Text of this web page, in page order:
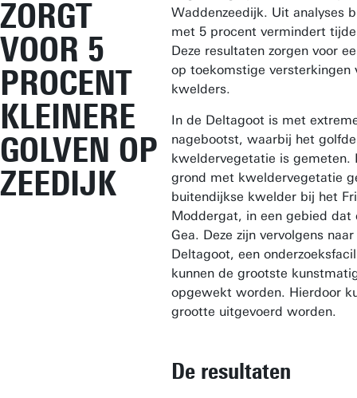
ZORGT
VOOR 5
PROCENT
KLEINERE
GOLVEN OP
ZEEDIJK
Waddenzeedijk. Uit analyses
met 5 procent vermindert
Deze resultaten zorgen voor
op toekomstige versterkingen
kwelders.
In de Deltagoot is met
nagebootst, waarbij het
kweldervegetatie is gemeten.
grond met kweldervegetatie
buitendijkse kwelder bij het
Moddergat, in een gebied dat
Gea. Deze zijn vervolgens
Deltagoot, een
kunnen de grootste
opgewekt worden. Hierdoor
grootte uitgevoerd worden.
De resultaten